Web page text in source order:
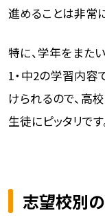
進めることは非常
特に、学年をまた
1・中2の学習内容
けられるので、高
生徒にピッタリです
志望校別